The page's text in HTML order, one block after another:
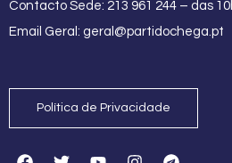
Contacto Sede: 213 961 244 – das
Email Geral: geral@partidochega.pt
Política de Privacidade